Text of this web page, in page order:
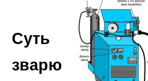
Суть
зварю